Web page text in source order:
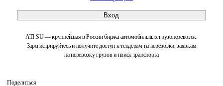
Вход
ATI.SU — крупнейшая в России биржа автомобильных грузоперевозок.
Зарегистрируйтесь и получите доступ к тендерам на перевозки, заявкам
на перевозку грузов и поиск транспорта
Поделиться